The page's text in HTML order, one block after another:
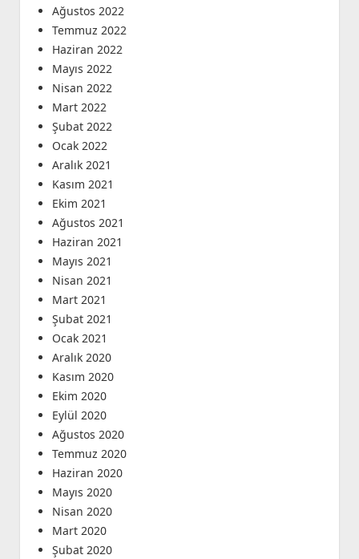
Ağustos 2022
Temmuz 2022
Haziran 2022
Mayıs 2022
Nisan 2022
Mart 2022
Şubat 2022
Ocak 2022
Aralık 2021
Kasım 2021
Ekim 2021
Ağustos 2021
Haziran 2021
Mayıs 2021
Nisan 2021
Mart 2021
Şubat 2021
Ocak 2021
Aralık 2020
Kasım 2020
Ekim 2020
Eylül 2020
Ağustos 2020
Temmuz 2020
Haziran 2020
Mayıs 2020
Nisan 2020
Mart 2020
Şubat 2020